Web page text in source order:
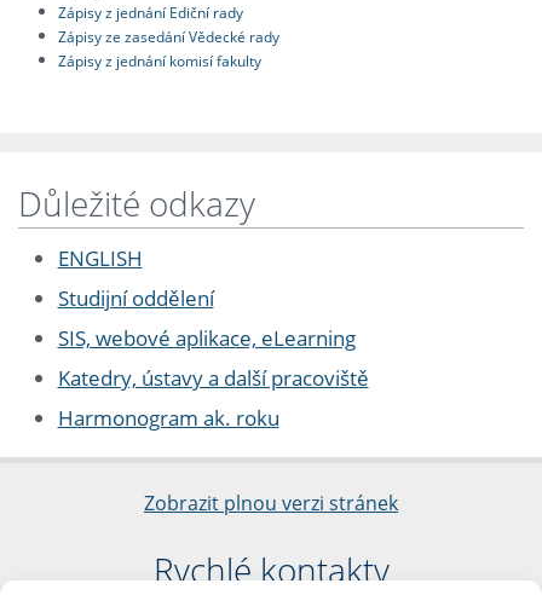
Zápisy z jednání Ediční rady
Zápisy ze zasedání Vědecké rady
Zápisy z jednání komisí fakulty
Důležité odkazy
ENGLISH
Studijní oddělení
SIS, webové aplikace, eLearning
Katedry, ústavy a další pracoviště
Harmonogram ak. roku
Zobrazit plnou verzi stránek
Rychlé kontakty